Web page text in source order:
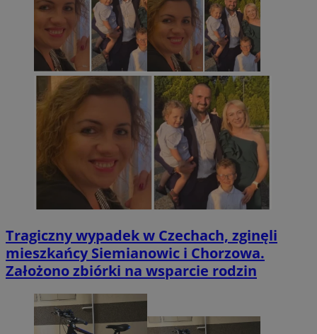
Tragiczny wypadek w Czechach, zginęli
mieszkańcy Siemianowic i Chorzowa.
Założono zbiórki na wsparcie rodzin